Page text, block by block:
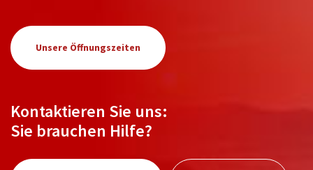
Unsere Öffnungszeiten
Kontaktieren Sie uns:
Sie brauchen Hilfe?